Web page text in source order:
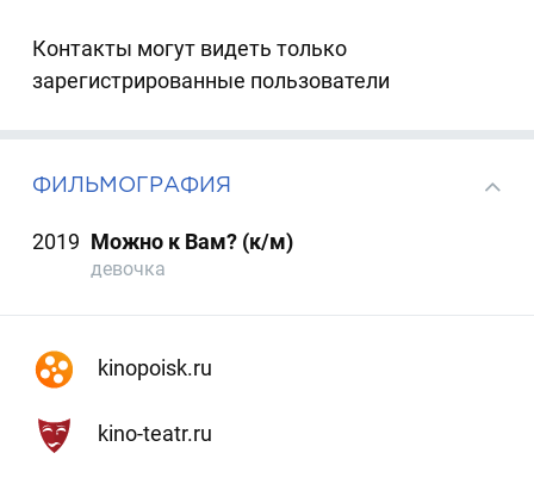
Контакты могут видеть только
зарегистрированные пользователи
ФИЛЬМОГРАФИЯ
2019 Можно к Вам? (к/м)
девочка
kinopoisk.ru
kino-teatr.ru